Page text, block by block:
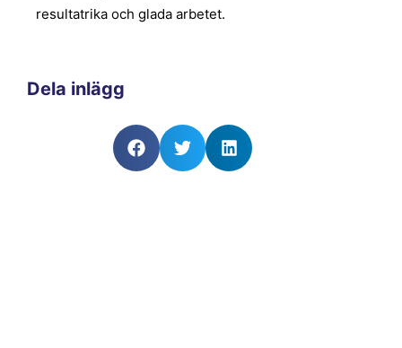
resultatrika och glada arbetet.
Dela inlägg